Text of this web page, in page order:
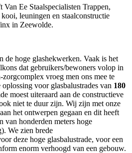
Ee Staalspecialisten Trappen,
leuningen en staalconstructie
in Zeewolde.
de hoge glashekwerken. Vaak is het
dat gebruikers/bewoners volop in
vroeg men ons mee te
voor glasbalustrades van 180
moest uiteraard aan de constructieve
niet te duur zijn. Wij zijn met onze
het ontwerpen gegaan en dit heeft
van honderden meters hoge
We zien brede
deze hoge glasbalustrade, voor een
enorm verhoogd van een gebouw.